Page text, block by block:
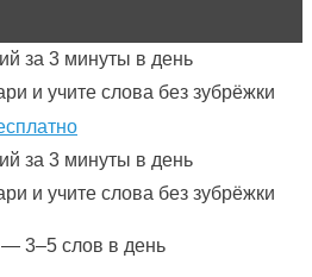
за 3 минуты в день
и учите слова без зубрёжки
за 3 минуты в день
и учите слова без зубрёжки
— 3–5 слов в день